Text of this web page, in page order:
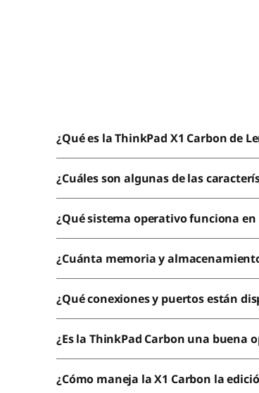
¿Qué es la ThinkPad X1 Carbon de
¿Cuáles son algunas de las
¿Qué sistema operativo funciona en
¿Cuánta memoria y
¿Qué conexiones y puertos están
¿Es la ThinkPad Carbon una buena
¿Cómo maneja la X1 Carbon la